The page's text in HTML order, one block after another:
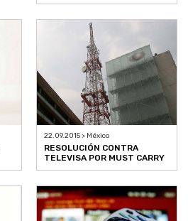
22.09.2015 > México
RESOLUCIÓN CONTRA
TELEVISA POR MUST CARRY